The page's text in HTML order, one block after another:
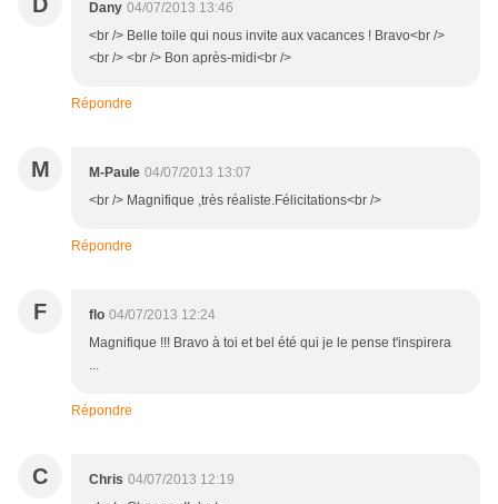
Dany 04/07/2013 13:46
<br /> Belle toile qui nous invite aux vacances ! Bravo<br />
<br /> <br /> Bon après-midi<br />
Répondre
M M-Paule 04/07/2013 13:07
<br /> Magnifique ,très réaliste.Félicitations<br />
Répondre
F flo 04/07/2013 12:24
Magnifique !!! Bravo à toi et bel été qui je le pense t'inspirera
...
Répondre
C Chris 04/07/2013 12:19